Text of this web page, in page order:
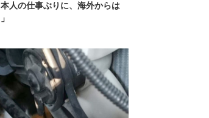
人の仕事ぶりに、海外からは